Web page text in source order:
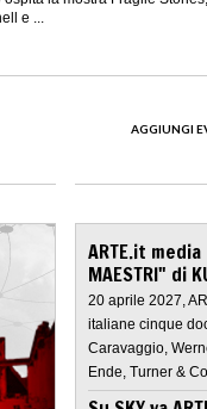
e ...
AGGIUNGI
ARTE.it
MAESTRI" di
20 aprile 2027,
italiane cinque
Caravaggio,
Ende, Turner &